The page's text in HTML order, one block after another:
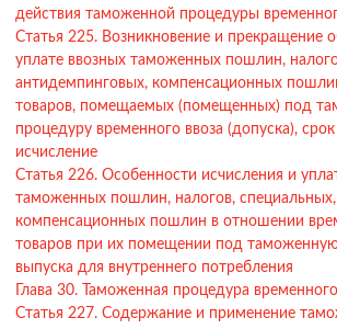
действия таможенной процедуры
Статья 225. Возникновение и прекращение
уплате ввозных таможенных пошлин,
антидемпинговых, компенсационных
товаров, помещаемых (помещенных) под
процедуру временного ввоза (допуска),
исчисление
Статья 226. Особенности исчисления и
таможенных пошлин, налогов,
компенсационных пошлин в отношении
товаров при их помещении под
выпуска для внутреннего потребления
Глава 30. Таможенная процедура
Статья 227. Содержание и применение